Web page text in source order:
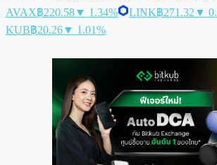
AVAX฿220.58▼ 1.34% LINK฿271.32 ▼
KUB฿20.26▼ 1.01%